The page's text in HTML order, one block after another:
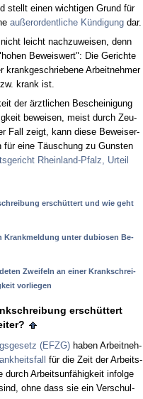
stellt ei­nen wich­ti­gen Grund für
au­ßer­or­dent­li­che Kün­di­gungdar.
leicht nach­zu­wei­sen, denn
Be­weis­wert": Die Ge­rich­te
Ar­beit­neh­mer
krank ist.
der ärzt­li­chen Be­schei­ni­gung
be­wei­sen, meist durch Zeu­
Fall zeigt, kann die­se Be­weis­er­
für ei­ne Täu­schung zu Guns­ten
Rhein­land-Pfalz, Ur­teil
erschüttert und wie geht
Krank­mel­dung un­ter du­bio­sen Be­
Zwei­feln an ei­ner Krank­schrei­
vor­lie­gen
erschüttert
(EFZG)ha­ben Ar­beit­neh­
für die Zeit der Ar­beits­
Ar­beits­unfähig­keit in­fol­ge
oh­ne dass sie ein Ver­schul­